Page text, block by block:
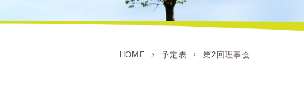
HOME 予定表 第2回理事会